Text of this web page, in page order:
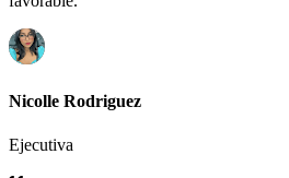
Nicolle Rodriguez
Ejecutiva